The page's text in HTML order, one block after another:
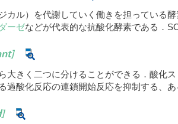
ル）を代謝していく働きを担っている
ーゼなどが代表的な抗酸化酵素である．
大きく二つに分けることができる．酸化
過酸化反応の連鎖開始反応を抑制する、